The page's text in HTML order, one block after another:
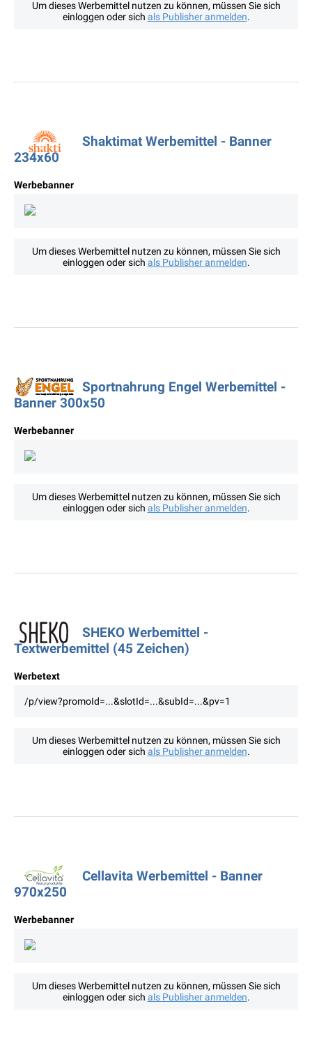
Um dieses Werbemittel nutzen zu können, müssen Sie sich
einloggen oder sich als Publisher anmelden.
Shaktimat Werbemittel - Banner
234x60
Werbebanner
Um dieses Werbemittel nutzen zu können, müssen Sie sich
einloggen oder sich als Publisher anmelden.
Sportnahrung Engel Werbemittel -
Banner 300x50
Werbebanner
Um dieses Werbemittel nutzen zu können, müssen Sie sich
einloggen oder sich als Publisher anmelden.
SHEKO Werbemittel -
Textwerbemittel (45 Zeichen)
Werbetext
/p/view?promoId=...&slotId=...&subId=...&pv=1
Um dieses Werbemittel nutzen zu können, müssen Sie sich
einloggen oder sich als Publisher anmelden.
Cellavita Werbemittel - Banner
970x250
Werbebanner
Um dieses Werbemittel nutzen zu können, müssen Sie sich
einloggen oder sich als Publisher anmelden.